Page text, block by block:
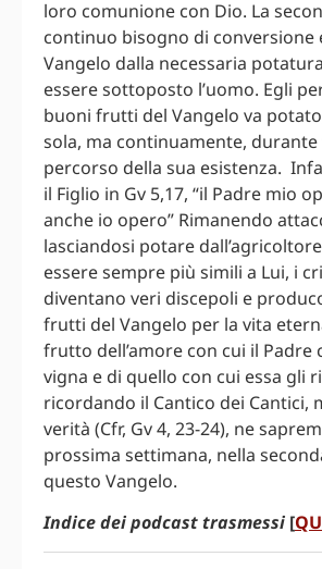
loro comunione con Dio. La
continuo bisogno di conversione
Vangelo dalla necessaria
essere sottoposto l’uomo. Egli
buoni frutti del Vangelo va
sola, ma continuamente,
percorso della sua esistenza.
il Figlio in Gv 5,17, “il Padre mio
anche io opero” Rimanendo
lasciandosi potare
essere sempre più simili a Lui, i
diventano veri discepoli e
frutti del Vangelo per la vita
frutto dell’amore con cui il Padre
vigna e di quello con cui essa gli
ricordando il Cantico dei Cantici,
verità (Cfr, Gv 4, 23-24), ne
prossima settimana, nella
questo Vangelo.
Indice dei podcast trasmessi [